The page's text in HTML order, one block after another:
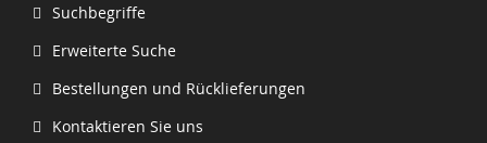
Suchbegriffe
Erweiterte Suche
Bestellungen und Rücklieferungen
Kontaktieren Sie uns